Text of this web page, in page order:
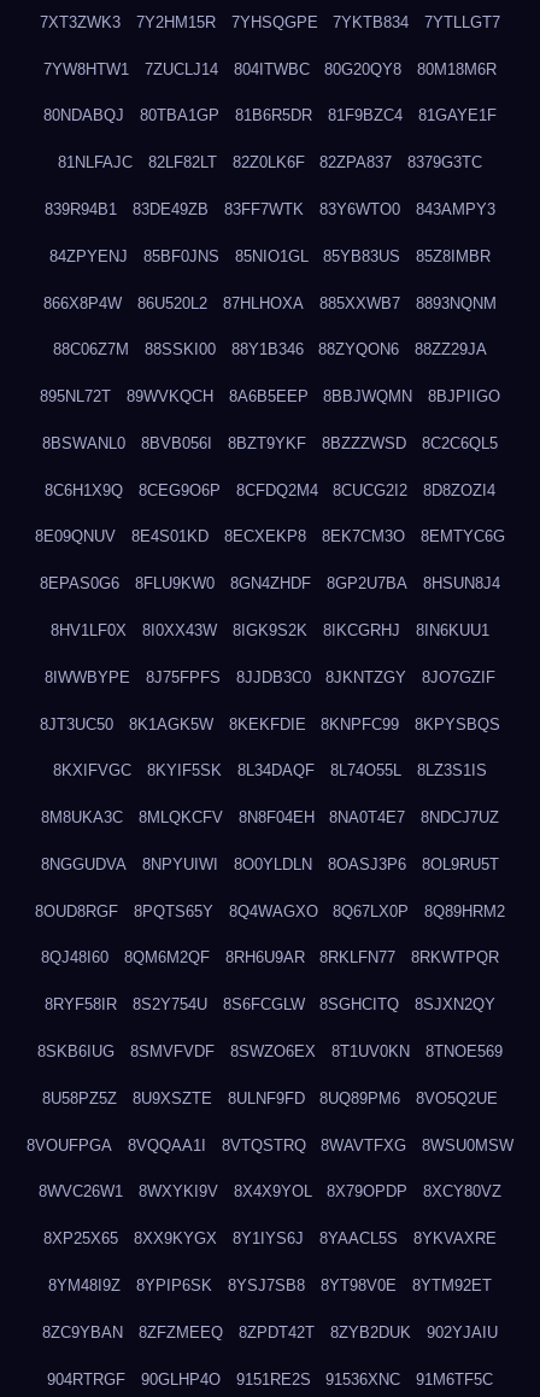
7XT3ZWK3 7Y2HM15R 7YHSQGPE 7YKTB834 7YTLLGT7
7YW8HTW1 7ZUCLJ14 804ITWBC 80G20QY8 80M18M6R
80NDABQJ 80TBA1GP 81B6R5DR 81F9BZC4 81GAYE1F
81NLFAJC 82LF82LT 82Z0LK6F 82ZPA837 8379G3TC
839R94B1 83DE49ZB 83FF7WTK 83Y6WTO0 843AMPY3
84ZPYENJ 85BF0JNS 85NIO1GL 85YB83US 85Z8IMBR
866X8P4W 86U520L2 87HLHOXA 885XXWB7 8893NQNM
88C06Z7M 88SSKI00 88Y1B346 88ZYQON6 88ZZ29JA
895NL72T 89WVKQCH 8A6B5EEP 8BBJWQMN 8BJPIIGO
8BSWANL0 8BVB056I 8BZT9YKF 8BZZZWSD 8C2C6QL5
8C6H1X9Q 8CEG9O6P 8CFDQ2M4 8CUCG2I2 8D8ZOZI4
8E09QNUV 8E4S01KD 8ECXEKP8 8EK7CM3O 8EMTYC6G
8EPAS0G6 8FLU9KW0 8GN4ZHDF 8GP2U7BA 8HSUN8J4
8HV1LF0X 8I0XX43W 8IGK9S2K 8IKCGRHJ 8IN6KUU1
8IWWBYPE 8J75FPFS 8JJDB3C0 8JKNTZGY 8JO7GZIF
8JT3UC50 8K1AGK5W 8KEKFDIE 8KNPFC99 8KPYSBQS
8KXIFVGC 8KYIF5SK 8L34DAQF 8L74O55L 8LZ3S1IS
8M8UKA3C 8MLQKCFV 8N8F04EH 8NA0T4E7 8NDCJ7UZ
8NGGUDVA 8NPYUIWI 8O0YLDLN 8OASJ3P6 8OL9RU5T
8OUD8RGF 8PQTS65Y 8Q4WAGXO 8Q67LX0P 8Q89HRM2
8QJ48I60 8QM6M2QF 8RH6U9AR 8RKLFN77 8RKWTPQR
8RYF58IR 8S2Y754U 8S6FCGLW 8SGHCITQ 8SJXN2QY
8SKB6IUG 8SMVFVDF 8SWZO6EX 8T1UV0KN 8TNOE569
8U58PZ5Z 8U9XSZTE 8ULNF9FD 8UQ89PM6 8VO5Q2UE
8VOUFPGA 8VQQAA1I 8VTQSTRQ 8WAVTFXG 8WSU0MSW
8WVC26W1 8WXYKI9V 8X4X9YOL 8X79OPDP 8XCY80VZ
8XP25X65 8XX9KYGX 8Y1IYS6J 8YAACL5S 8YKVAXRE
8YM48I9Z 8YPIP6SK 8YSJ7SB8 8YT98V0E 8YTM92ET
8ZC9YBAN 8ZFZMEEQ 8ZPDT42T 8ZYB2DUK 902YJAIU
904RTRGF 90GLHP4O 9151RE2S 91536XNC 91M6TF5C